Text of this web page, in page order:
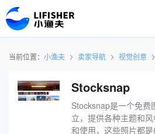
当前位置： 小渔夫 卖家导航 视觉创意
Stocksnap
Stocksnap是一个免费
立，提供各种主题和
和使用，这些照片都是